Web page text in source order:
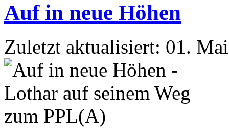
Auf in neue Höhen
Zuletzt aktualisiert: 01.